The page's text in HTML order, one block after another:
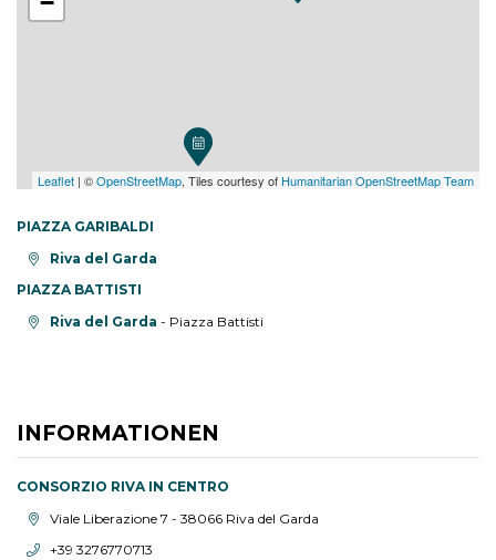
Leaflet | ©OpenStreetMap, Tiles courtesy of Humanitarian OpenStreetMap Team
PIAZZA GARIBALDI
aria.location:
Riva del Garda
PIAZZA BATTISTI
aria.location:
Riva del Garda - Piazza Battisti
INFORMATIONEN
CONSORZIO RIVA IN CENTRO
aria.location:
Viale Liberazione 7 - 38066 Riva del Garda
aria.phone:
+39 3276770713